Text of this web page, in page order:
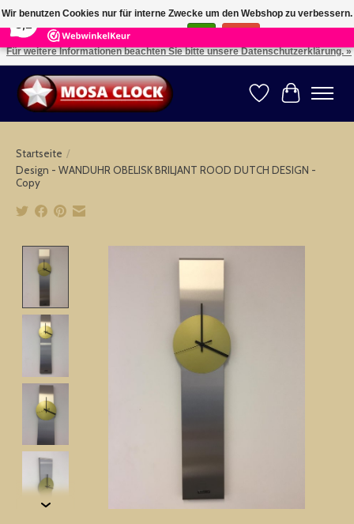
164 Reviews ×
Kies uw taal: NL -- Wählen Sie ihre Sprache: DE -- Choose your language: EN ⇓ ⇒
Wunschzettel
Ihr
Startseite /
Design - WANDUHR OBELISK BRILJANT ROOD DUTCH DESIGN -
Copy
Wir benutzen Cookies nur für interne Zwecke um den Webshop zu verbessern.
Ist das in Ordnung?
Für weitere Informationen beachten Sie bitte unsere Datenschutzerklärung. »